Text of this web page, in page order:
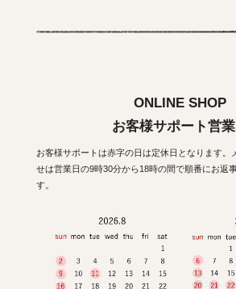
ONLINE SHOP
お客様サポート営業
お客様サポートは赤字の日は定休日となります。
せは営業日の9時30分から18時の間で順番にお返
す。